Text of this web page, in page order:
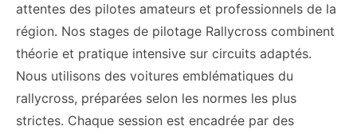
attentes des pilotes amateurs et professionnels de la
région. Nos stages de pilotage Rallycross combinent
théorie et pratique intensive sur circuits adaptés.
Nous utilisons des voitures emblématiques du
rallycross, préparées selon les normes les plus
strictes. Chaque session est encadrée par des